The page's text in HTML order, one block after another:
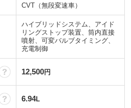
CVT（無段変速車）
ハイブリッドシステム、アイド
リングストップ装置、筒内直接
噴射、可変バルブタイミング、
充電制御
？12,500円
？6.94L